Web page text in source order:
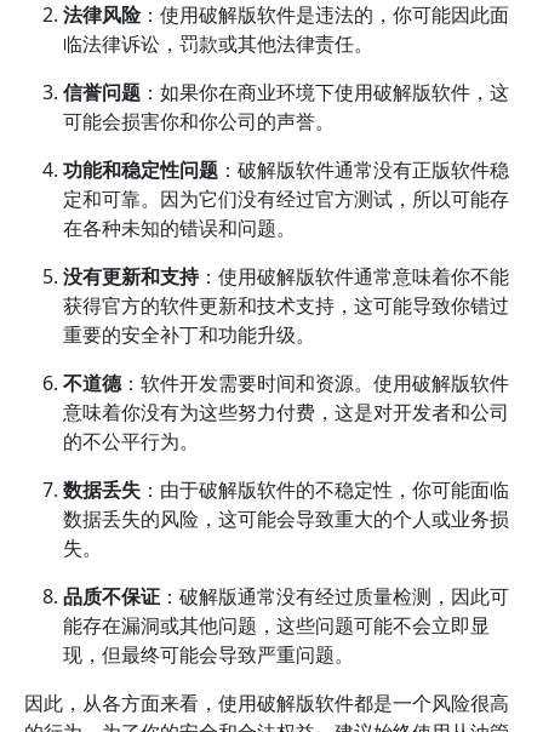
法律风险：使用破解版软件是违法的，你可能因此面
临法律诉讼，罚款或其他法律责任。
信誉问题 ：如果你在商业环境下使用破解版软件，这
可能会损害你和你公司的声誉。
功能和稳定性问题 ：破解版软件通常没有正版软件稳
定和可靠。因为它们没有经过官方测试，所以可能存
在各种未知的错误和问题。
没有更新和支持：使用破解版软件通常意味着你不能
获得官方的软件更新和技术支持，这可能导致你错过
重要的安全补丁和功能升级。
不道德：软件开发需要时间和资源。使用破解版软件
意味着你没有为这些努力付费，这是对开发者和公司
的不公平行为。
数据丢失 ：由于破解版软件的不稳定性，你可能面临
数据丢失的风险，这可能会导致重大的个人或业务损
失。
品质不保证 ：破解版通常没有经过质量检测，因此可
能存在漏洞或其他问题，这些问题可能不会立即显
现，但最终可能会导致严重问题。
因此，从各方面来看，使用破解版软件都是一个风险很高